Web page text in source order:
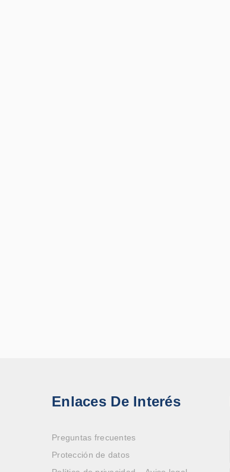
Enlaces De Interés
Preguntas frecuentes
Protección de datos